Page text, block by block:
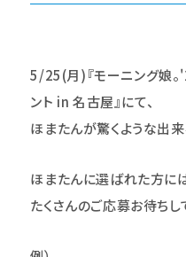
5/25(月)『モーニング娘
ント in 名古屋』にて、
ほまたんが驚くような出
ほまたんに選ばれた方に
たくさんのご応募お待ちし